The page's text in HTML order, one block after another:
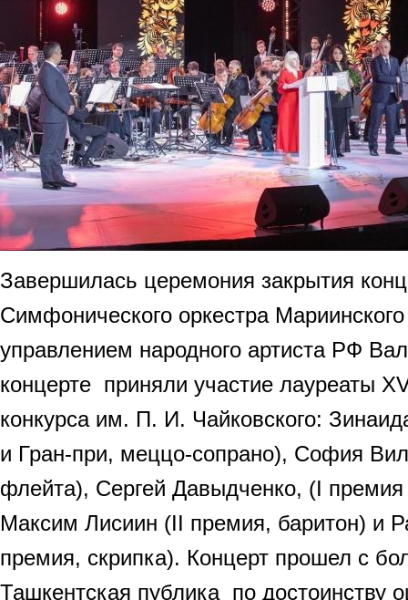
Завершилась церемония закрытия
Симфонического оркестра
управлением народного артиста РФ
концерте приняли участие лауреаты
конкурса им. П. И. Чайковского:
и Гран-при, меццо-сопрано), София
флейта), Сергей Давыдченко, (I
Максим Лисиин (II премия, баритон) и
премия, скрипка). Концерт прошел с
Ташкентская публика по достоинству